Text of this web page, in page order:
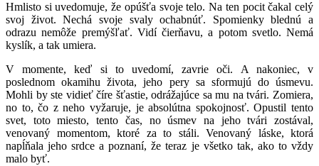
Hmlisto si uvedomuje, že opúšťa svoje telo. Na ten pocit čakal celý
svoj život. Nechá svoje svaly ochabnúť. Spomienky blednú a
odrazu nemôže premýšľať. Vidí čierňavu, a potom svetlo. Nemá
kyslík, a tak umiera.
V momente, keď si to uvedomí, zavrie oči. A nakoniec, v
poslednom okamihu života, jeho pery sa sformujú do úsmevu.
Mohli by ste vidieť číre šťastie, odrážajúce sa mu na tvári. Zomiera,
no to, čo z neho vyžaruje, je absolútna spokojnosť. Opustil tento
svet, toto miesto, tento čas, no úsmev na jeho tvári zostával,
venovaný momentom, ktoré za to stáli. Venovaný láske, ktorá
napĺňala jeho srdce a poznaní, že teraz je všetko tak, ako to vždy
malo byť.